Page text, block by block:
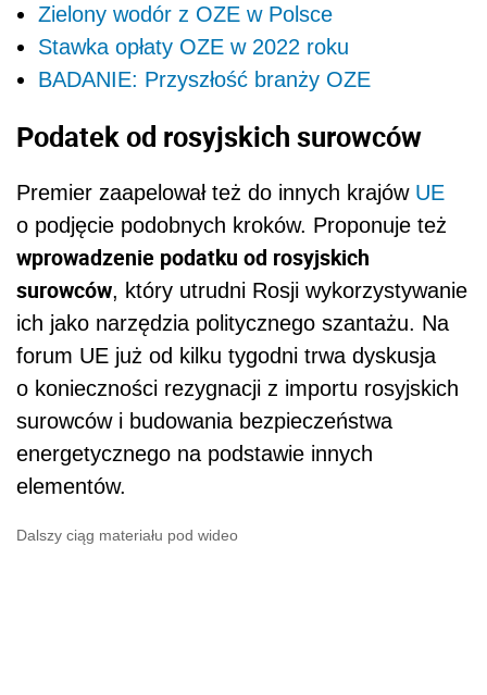
Zielony wodór z OZE w Polsce
Stawka opłaty OZE w 2022 roku
BADANIE: Przyszłość branży OZE
Podatek od rosyjskich surowców
Premier zaapelował też do innych krajów UE
o podjęcie podobnych kroków. Proponuje też
wprowadzenie podatku od rosyjskich
surowców, który utrudni Rosji wykorzystywanie
ich jako narzędzia politycznego szantażu. Na
forum UE już od kilku tygodni trwa dyskusja
o konieczności rezygnacji z importu rosyjskich
surowców i budowania bezpieczeństwa
energetycznego na podstawie innych
elementów.
Dalszy ciąg materiału pod wideo